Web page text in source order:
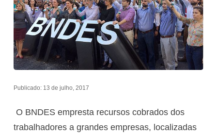
Publicado: 13 de julho, 2017
O BNDES empresta recursos cobrados dos
trabalhadores a grandes empresas, localizadas